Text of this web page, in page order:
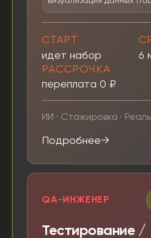
СТАРТ
идет набор
6
РАССРОЧКА
переплата 0 ₽
ИИ · Стажировка ·
Подробнее
QA-ИНЖЕНЕР
Тестирование /